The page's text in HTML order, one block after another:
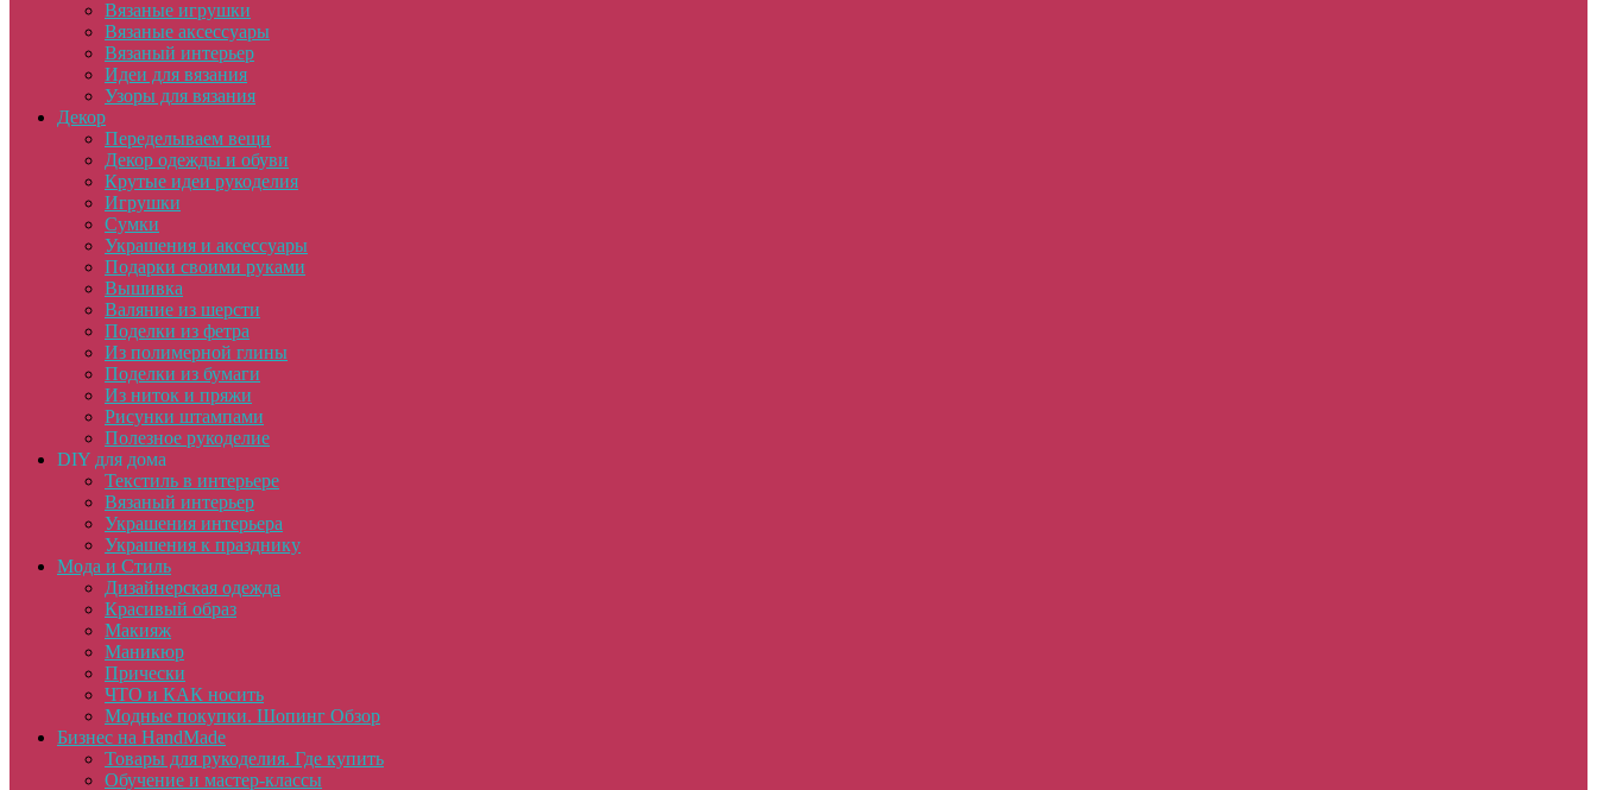
Вязаные игрушки
Вязаные аксессуары
Вязаный интерьер
Идеи для вязания
Узоры для вязания
Декор
Переделываем вещи
Декор одежды и обуви
Крутые идеи рукоделия
Игрушки
Сумки
Украшения и аксессуары
Подарки своими руками
Вышивка
Валяние из шерсти
Поделки из фетра
Из полимерной глины
Поделки из бумаги
Из ниток и пряжи
Рисунки штампами
Полезное рукоделие
DIY для дома
Текстиль в интерьере
Вязаный интерьер
Украшения интерьера
Украшения к празднику
Мода и Стиль
Дизайнерская одежда
Красивый образ
Макияж
Маникюр
Прически
ЧТО и КАК носить
Модные покупки. Шопинг Обзор
Бизнес на HandMade
Товары для рукоделия. Где купить
Обучение и мастер-классы